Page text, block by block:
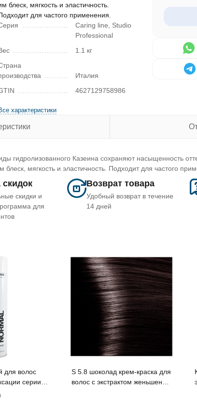
блеск, мягкость и эластичность.
для частого применения.
Caring line, Studio
Professional
1.1 кг
Италия
4627129758986
характеристики
Казеина сохраняют насыщенность
мягкость и эластичность. Подходит для частого
скидки и
для
Возврат товара
Удобный возврат в течение
14 дней
для волос
серии
мл
S 5.8 шоколад крем-краска для
волос с экстрактом женьшеня